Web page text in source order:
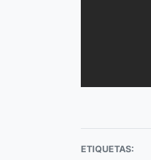
ETIQUETAS: